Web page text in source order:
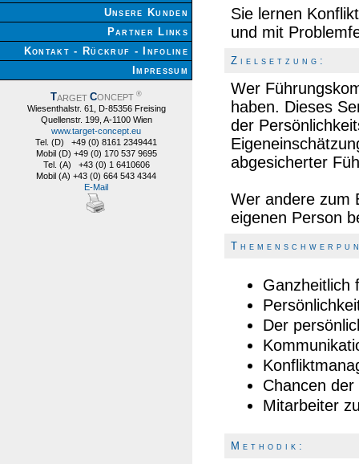
Sie lernen
und mit
Z i e l s e t z u n g :
Wer
haben. Dieses
der
abgesicherter
Wer andere zum
eigenen Person
T h e m e n s c h w e r p u
Ganzheitlich
Der
Chancen
Mitarbeiter
M e t h o d i k :
Unsere Kunden
Partner Links
Kontakt - Rückruf - Infoline
Impressum
TARGET CONCEPT ®
Wiesenthalstr. 61, D-85356 Freising
Quellenstr. 199, A-1100 Wien
www.target-concept.eu
Tel. (D) +49 (0) 8161 2349441
Mobil (D) +49 (0) 170 537 9695
Tel. (A) +43 (0) 1 6410606
Mobil (A) +43 (0) 664 543 4344
E-Mail